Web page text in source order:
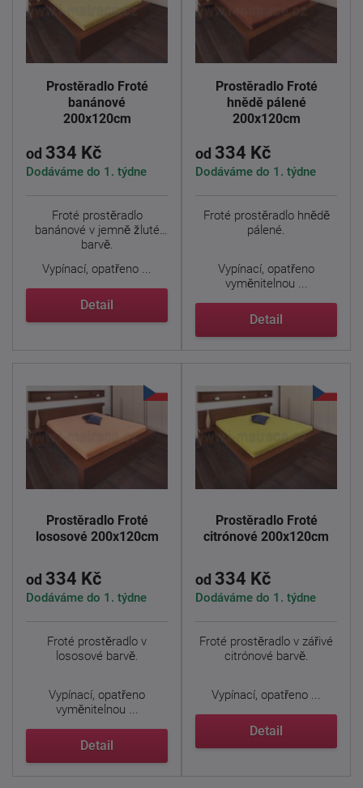
Prostěradlo Froté
banánové
200x120cm
od 334 Kč
Dodáváme do 1. týdne
Froté prostěradlo
banánové v jemně žluté
barvě.
Vypínací, opatřeno ...
Detail
Prostěradlo Froté
hnědě pálené
200x120cm
od 334 Kč
Dodáváme do 1. týdne
Froté prostěradlo hnědě
pálené.
Vypínací, opatřeno
vyměnitelnou ...
Detail
Prostěradlo Froté
lososové 200x120cm
od 334 Kč
Dodáváme do 1. týdne
Froté prostěradlo v
lososové barvě.
Vypínací, opatřeno
vyměnitelnou ...
Detail
Prostěradlo Froté
citrónové 200x120cm
od 334 Kč
Dodáváme do 1. týdne
Froté prostěradlo v zářivé
citrónové barvě.
Vypínací, opatřeno ...
Detail